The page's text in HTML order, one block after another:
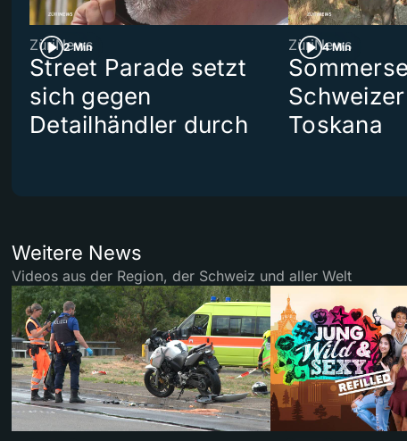
2 Min
ZüriNews
Street Parade setzt
sich gegen
Detailhändler durch
4 Min
ZüriNews
Toskana
Weitere News
Videos aus der Region, der Schweiz und aller Welt